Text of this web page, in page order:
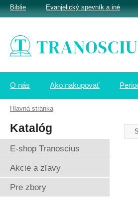
O nás Ako nakupovať
Katalóg
E-shop Tranoscius
Akcie a zľavy
Pre zbory
Biblie Evanjelický spevník a iné
Hlavná stránka